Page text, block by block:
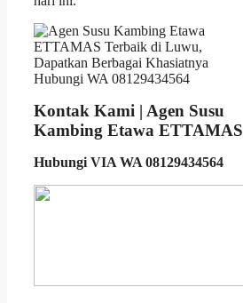
Kontak Kami | Agen Susu
Kambing Etawa ETTAMAS
Hubungi VIA WA 08129434564